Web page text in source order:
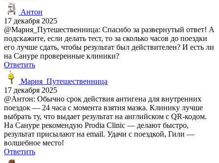
Антон
17 декабря 2025
@Мария_Путешественница: Спасибо за развернутый ответ! А
подскажите, если делать тест, то за сколько часов до поездки
его лучше сдать, чтобы результат был действителен? И есть ли
на Сануре проверенные клиники?
Ответить
Мария_Путешественница
17 декабря 2025
@Антон: Обычно срок действия антигена для внутренних
поездок — 24 часа с момента взятия мазка. Клинику лучше
выбрать ту, что выдает результат на английском с QR-кодом.
На Сануре рекомендую Prodia Clinic — делают быстро,
результат присылают на email. Удачи с поездкой, Гили —
волшебное место!
Ответить